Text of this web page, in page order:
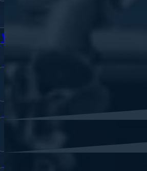
Watch
Apple
Samsung